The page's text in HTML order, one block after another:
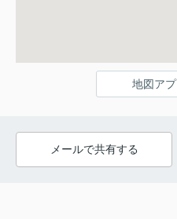
地図ア
メールで共有する